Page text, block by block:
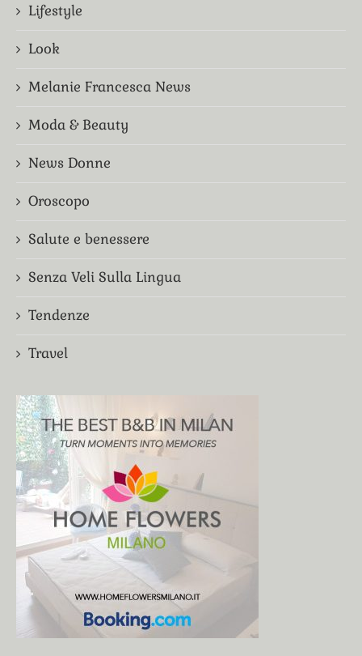
Lifestyle
Look
Melanie Francesca News
Moda & Beauty
News Donne
Oroscopo
Salute e benessere
Senza Veli Sulla Lingua
Tendenze
Travel